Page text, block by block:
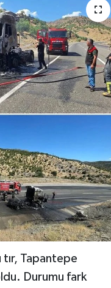
Tapantepe
Durumu fark